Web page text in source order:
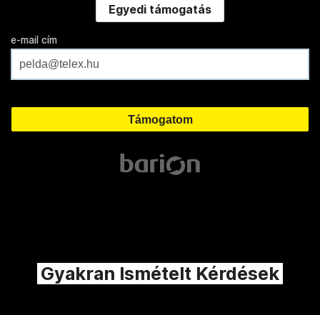
Egyedi támogatás
e-mail cím
Gyakran Ismételt Kérdések